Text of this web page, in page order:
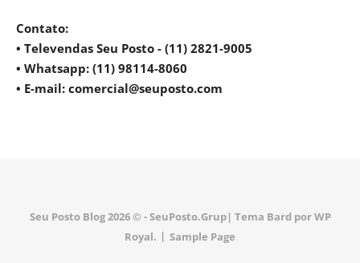
Contato:
• Televendas Seu Posto - (11) 2821-9005
• Whatsapp: (11) 98114-8060
• E-mail: comercial@seuposto.com
Seu Posto Blog 2026 © - SeuPosto.Grup| Tema Bard porWP
Royal. Sample Page